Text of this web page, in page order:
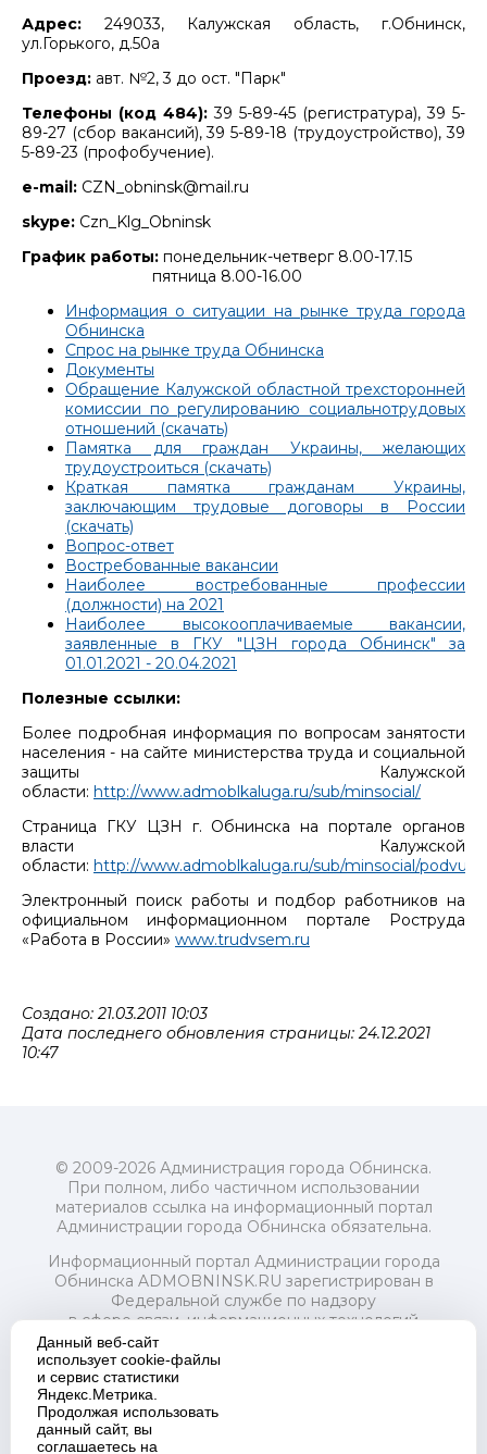
Адрес: 249033, Калужская область, г.Обнинск,
ул.Горького, д.50а
Проезд: авт. №2, 3 до ост. "Парк"
Телефоны (код 484): 39 5-89-45 (регистратура), 39 5-
89-27 (сбор вакансий), 39 5-89-18 (трудоустройство), 39
5-89-23 (профобучение).
e-mail: CZN_obninsk@mail.ru
skype: Czn_Klg_Obninsk
График работы: понедельник-четверг 8.00-17.15
пятница 8.00-16.00
Информация о ситуации на рынке труда города
Обнинска
Спрос на рынке труда Обнинска
Документы
Обращение Калужской областной трехсторонней
комиссии по регулированию социальнотрудовых
отношений (скачать)
Памятка для граждан Украины, желающих
трудоустроиться (скачать)
Краткая памятка гражданам Украины,
заключающим трудовые договоры в России
(скачать)
Вопрос-ответ
Востребованные вакансии
Наиболее востребованные профессии
(должности) на 2021
Наиболее высокооплачиваемые вакансии,
заявленные в ГКУ "ЦЗН города Обнинск" за
01.01.2021 - 20.04.2021
Полезные ссылки:
Более подробная информация по вопросам занятости
населения - на сайте министерства труда и социальной
защиты Калужской
области: http://www.admoblkaluga.ru/sub/minsocial/
Страница ГКУ ЦЗН г. Обнинска на портале органов
власти Калужской
области: http://www.admoblkaluga.ru/sub/minsocial/
Электронный поиск работы и подбор работников на
официальном информационном портале Роструда
«Работа в России» www.trudvsem.ru
Создано: 21.03.2011 10:03
Дата последнего обновления страницы: 24.12.2021
10:47
© 2009-2026 Администрация города Обнинска.
При полном, либо частичном использовании
материалов ссылка на информационный портал
Администрации города Обнинска обязательна.
Информационный портал Администрации города
Обнинска ADMOBNINSK.RU зарегистрирован в
Федеральной службе по надзору
в сфере связи, информационных технологий
и массовых коммуникаций (Роскомнадзор) 24 июля
2018 года.
Свидетельство о регистрации Эл № ФС77-73321
Учредитель: Администрация (исполнительно-
распорядительный орган) городского округа "Город
Данный веб-сайт
использует cookie-файлы
и сервис статистики
Яндекс.Метрика.
Продолжая использовать
данный сайт, вы
соглашаетесь на